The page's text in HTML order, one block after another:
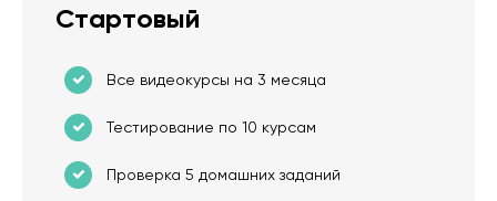
Стартовый
Все видеокурсы на 3 месяца
Тестирование по 10 курсам
Проверка 5 домашних заданий